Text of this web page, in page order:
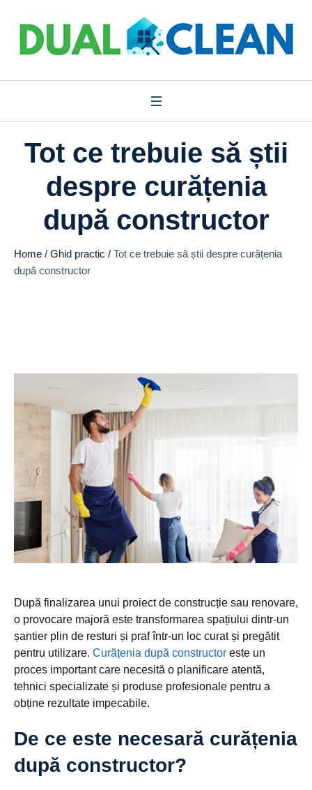
Tot ce trebuie să știi
despre curățenia
după constructor
Home / Ghid practic / Tot ce trebuie să știi despre curățenia
după constructor
După finalizarea unui proiect de construcție sau renovare,
o provocare majoră este transformarea spațiului dintr-un
șantier plin de resturi și praf într-un loc curat și pregătit
pentru utilizare. Curățenia după constructor este un
proces important care necesită o planificare atentă,
tehnici specializate și produse profesionale pentru a
obține rezultate impecabile.
De ce este necesară curățenia
după constructor?